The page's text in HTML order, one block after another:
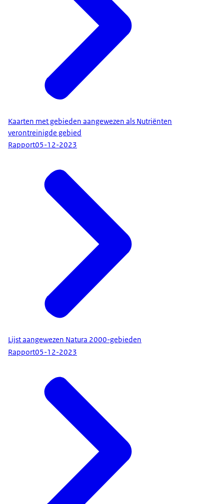
Kaarten met gebieden aangewezen als Nutriënten
verontreinigde gebied
Rapport05-12-2023
Lijst aangewezen Natura 2000-gebieden
Rapport05-12-2023